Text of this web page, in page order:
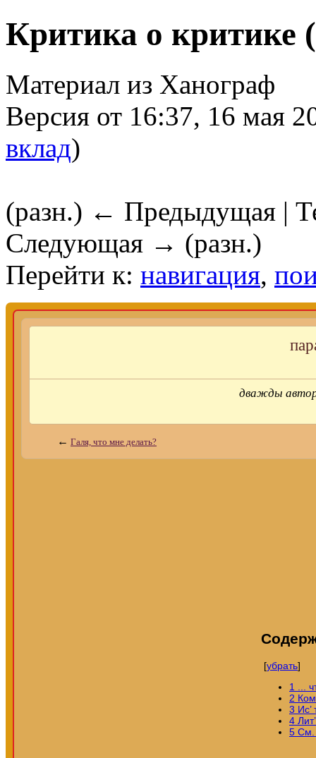
Критика о критике
Материал из Ханограф
Версия от 16:37, 16 мая
вклад)
(разн.) ← Предыдущая |
Следующая → (разн.)
Перейти к: навигация,
дважды
← Галя, что мне делать?
[убрать]
1
2
3 Ис’
4
5 См.